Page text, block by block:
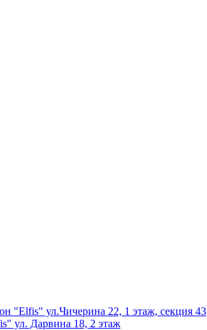
"Elfis" ул.Чичерина 22, 1 этаж, секция 43
ул. Дарвина 18, 2 этаж